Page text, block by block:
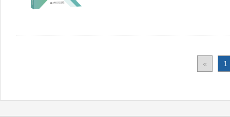
« 1